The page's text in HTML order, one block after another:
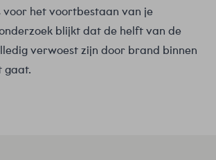
voor het voortbestaan van je
blijkt dat de helft van de
verwoest zijn door brand binnen
gaat.